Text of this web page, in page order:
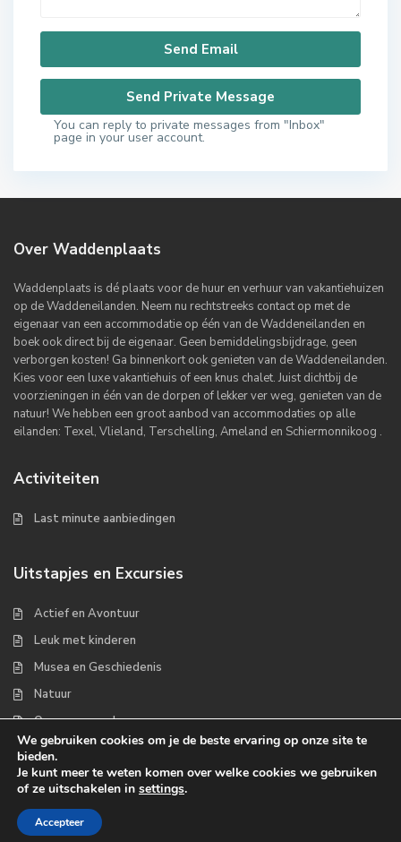
You can reply to private messages from "Inbox"
page in your user account.
Over Waddenplaats
Waddenplaats is dé plaats voor de huur en verhuur van vakantiehuizen
op de Waddeneilanden. Neem nu rechtstreeks contact op met de
eigenaar van een accommodatie op één van de Waddeneilanden en
boek ook direct bij de eigenaar. Geen bemiddelingsbijdrage, geen
verborgen kosten! Ga binnenkort ook genieten van de Waddeneilanden.
Kies voor een luxe vakantiehuis of een knus chalet. Juist dichtbij de
voorzieningen in één van de dorpen of lekker ver weg, genieten van de
natuur! We hebben een groot aanbod van accommodaties op alle
eilanden: Texel, Vlieland, Terschelling, Ameland en Schiermonnikoog .
Activiteiten
Last minute aanbiedingen
Uitstapjes en Excursies
Actief en Avontuur
Leuk met kinderen
Musea en Geschiedenis
Natuur
Op zee en wad
Copyrights 2022 - Waddenplaats.nl
Over ons
Handige links
We gebruiken cookies om je de beste ervaring op onze site te
bieden.
Je kunt meer te weten komen over welke cookies we gebruiken
of ze uitschakelen in settings.
Accepteer